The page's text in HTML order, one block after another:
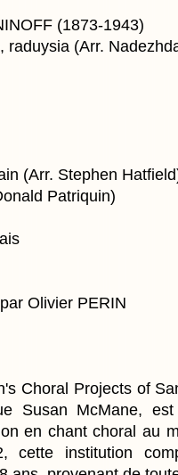
(1873-1943)
raduysia (Arr.
(Arr. Stephen
Patriquin)
Olivier PERIN
Choral Projects of
Susan McMane,
en chant choral au
cette institution